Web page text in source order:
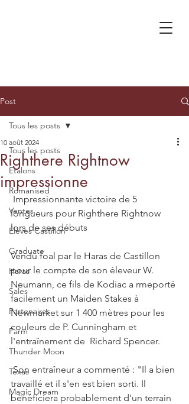
Post
Tous les posts
Etalons
Romanised
Ventes
Élèves Castillon
Graduate
Haras
Sales
Partenaires
Farm
Thunder Moon
Texas
Magic Dream
Tous les posts
Righthere Rightnow
impressionne
10 août 2024
longueurs pour Righthere Rightnow
lors de ses débuts
Vendu foal par le Haras de Castillon
pour le compte de son éleveur W.
Neumann, ce fils de Kodiac a rmeporté
facilement un Maiden Stakes à
Newmarket sur 1 400 mètres pour les
couleurs de P. Cunningham et
l'entraînement de  Richard Spencer.
Son entraîneur a commenté : "Il a bien
travaillé et il s'en est bien sorti. Il
bénéficiera probablement d'un terrain